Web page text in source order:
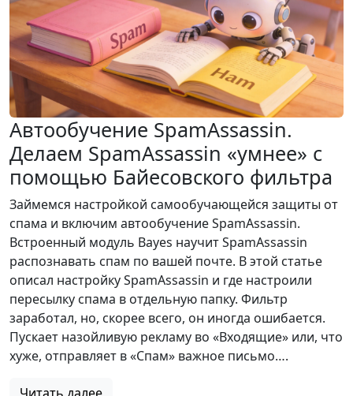
Автообучение SpamAssassin.
Делаем SpamAssassin «умнее» с
помощью Байесовского фильтра
Займемся настройкой самообучающейся защиты от
спама и включим автообучение SpamAssassin.
Встроенный модуль Bayes научит SpamAssassin
распознавать спам по вашей почте. В этой статье
описал настройку SpamAssassin и где настроили
пересылку спама в отдельную папку. Фильтр
заработал, но, скорее всего, он иногда ошибается.
Пускает назойливую рекламу во «Входящие» или, что
хуже, отправляет в «Спам» важное письмо….